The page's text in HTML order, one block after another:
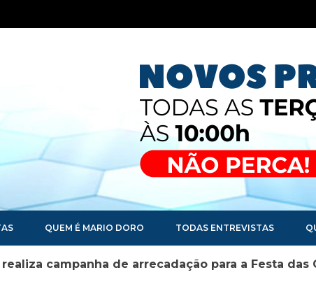
QUEM É MARIO DORO TODAS ENTREVISTAS
campanha de arrecadação para a Festa das